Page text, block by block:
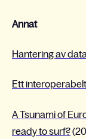
Annat
Hantering av
Ett
A Tsunami of
ready to surf?